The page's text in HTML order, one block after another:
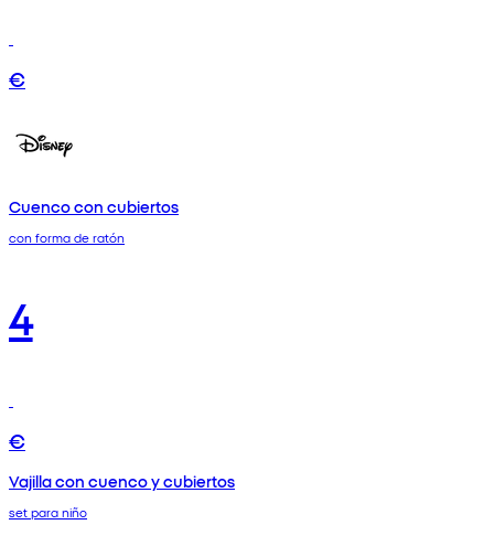
€
Cuenco con cubiertos
con forma de ratón
4
€
Vajilla con cuenco y cubiertos
set para niño